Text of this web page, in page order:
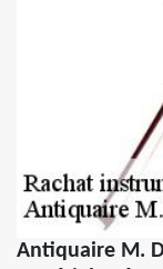
Antiquaire M.